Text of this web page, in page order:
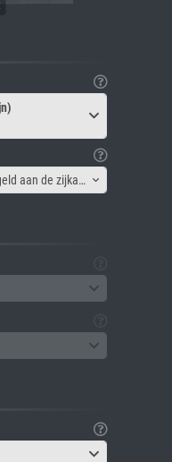
Canvas lijst - Afbeelding gespiegeld aan de zijkant